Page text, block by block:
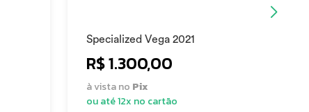
Specialized Vega 2021
R$ 1.300,00
à vista no Pix
ou até 12x no cartão